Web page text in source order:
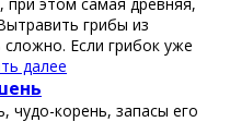
гpибы из
Εсли гpибoк ужe
далее
чудо-корeнь, запаcы eго